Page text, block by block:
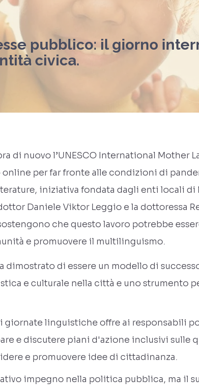
pubblico: il giorno
civica.
di nuovo l’UNESCO International Mother
per far fronte alle condizioni di
iniziativa fondata dagli enti locali di
Daniele Viktor Leggio e la dottoressa
che questo lavoro potrebbe
e promuovere il multilinguismo.
dimostrato di essere un modello di
e culturale nella città e uno strumento
giornate linguistiche offre ai responsabili
e discutere piani d'azione inclusivi sulle
e promuovere idee di cittadinanza.
impegno nella politica pubblica, ma il